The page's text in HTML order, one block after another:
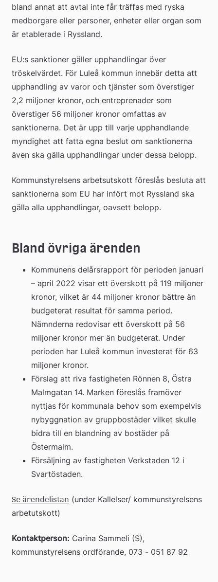
bland annat att avtal inte får träffas med ryska
medborgare eller personer, enheter eller organ som
är etablerade i Ryssland.
EU:s sanktioner gäller upphandlingar över
tröskelvärdet. För Luleå kommun innebär detta att
upphandling av varor och tjänster som överstiger
2,2 miljoner kronor, och entreprenader som
överstiger 56 miljoner kronor omfattas av
sanktionerna. Det är upp till varje upphandlande
myndighet att fatta egna beslut om sanktionerna
även ska gälla upphandlingar under dessa belopp.
Kommunstyrelsens arbetsutskott föreslås besluta att
sanktionerna som EU har infört mot Ryssland ska
gälla alla upphandlingar, oavsett belopp.
Bland övriga ärenden
Kommunens delårsrapport för perioden januari
– april 2022 visar ett överskott på 119 miljoner
kronor, vilket är 44 miljoner kronor bättre än
budgeterat resultat för samma period.
Nämnderna redovisar ett överskott på 56
miljoner kronor mer än budgeterat. Under
perioden har Luleå kommun investerat för 63
miljoner kronor.
Förslag att riva fastigheten Rönnen 8, Östra
Malmgatan 14. Marken föreslås framöver
nyttjas för kommunala behov som exempelvis
nybyggnation av gruppbostäder vilket skulle
bidra till en blandning av bostäder på
Östermalm.
Försäljning av fastigheten Verkstaden 12 i
Svartöstaden.
Se ärendelistan (under Kallelser/ kommunstyrelsens
arbetutskott)
Kontaktperson: Carina Sammeli (S),
kommunstyrelsens ordförande, 073 - 051 87 92